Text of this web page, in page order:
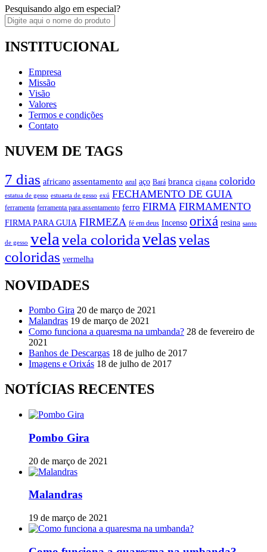
Pesquisando algo em especial?
INSTITUCIONAL
Empresa
Missão
Visão
Valores
Termos e condições
Contato
NUVEM DE TAGS
7 dias africano assentamento azul aço Bará branca cigana colorido
estatua de gesso estuaeta de gesso exú FECHAMENTO DE GUIA
ferramenta ferramenta para assentamento ferro FIRMA FIRMAMENTO
FIRMA PARA GUIA FIRMEZA fé em deus Incenso orixá resina santo
de gesso vela vela coloridavelasvelas
coloridas vermelha
NOVIDADES
Pombo Gira 20 de março de 2021
Malandras 19 de março de 2021
Como funciona a quaresma na umbanda? 28 de fevereiro de
2021
Banhos de Descargas 18 de julho de 2017
Imagens e Orixás 18 de julho de 2017
NOTÍCIAS RECENTES
Pombo Gira
20 de março de 2021
Malandras
19 de março de 2021